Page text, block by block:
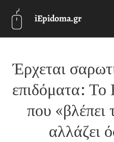
iEpidoma.gr
Έρχεται
επιδόματα:
που «βλέπει
αλλάζει